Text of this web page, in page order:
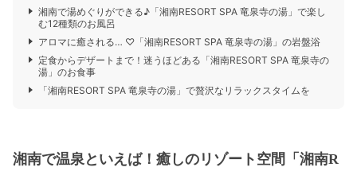
湘南で湯めぐりができる♪「湘南RESORT SPA 竜泉寺の湯」で楽し
む12種類のお風呂
アロマに癒される… ♡「湘南RESORT SPA 竜泉寺の湯」の岩盤浴
定食からデザートまで！迷うほどある「湘南RESORT SPA 竜泉寺の
湯」のお食事
「湘南RESORT SPA 竜泉寺の湯」で贅沢なリラックスタイムを
湘南で温泉といえば！癒しのリゾート空間「湘南R